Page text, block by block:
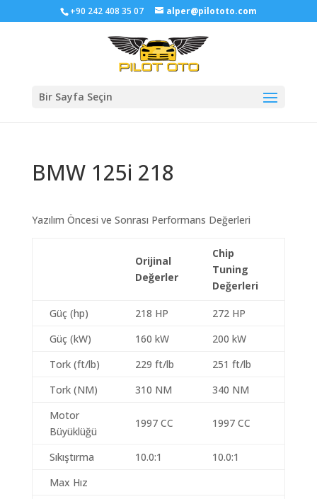
+90 242 408 35 07 alper@pilototo.com
Bir Sayfa Seçin
BMW 125i 218
Yazılım Öncesi ve Sonrası Performans Değerleri
Orijinal
Değerler
Chip
Tuning
Değerleri
Güç (hp) 218 HP
272 HP
Güç (kW)
160 kW
200 kW
Tork (ft/lb)
229 ft/lb
251 ft/lb
Tork (NM)
310 NM
340 NM
Motor
Büyüklüğü
1997 CC 1997 CC
Sıkıştırma 10.0:1
10.0:1
Max Hız